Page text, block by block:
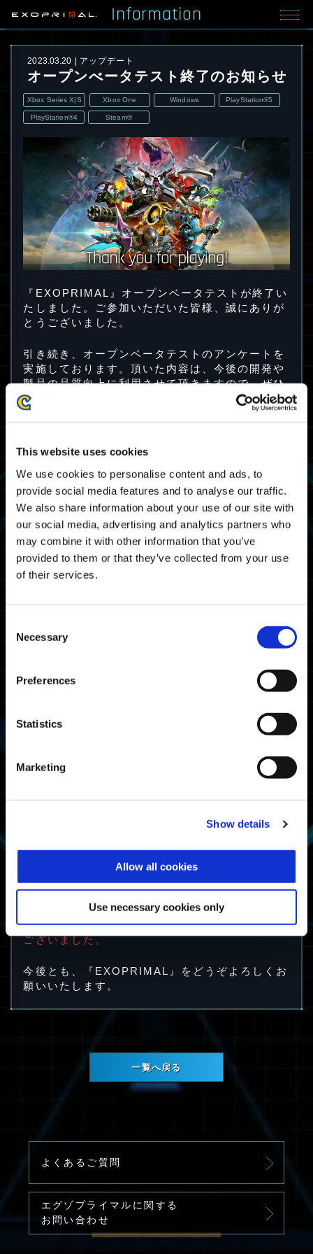
This website uses cookies
We use cookies to personalise content and ads, to
provide social media features and to analyse our traffic.
We also share information about your use of our site with
our social media, advertising and analytics partners who
may combine it with other information that you’ve
provided to them or that they’ve collected from your use
of their services.
Selection
Necessary
Preferences
Statistics
Marketing
Show details
Allow all cookies
Use necessary cookies only
Information
2023.03.20 アップデート
オープンべータテスト終了のお知らせ
Xbox Series X|S Xbox One Windows PlayStation®5
PlayStation®4 Steam®
『EXOPRIMAL』オープンベータテストが終了い
たしました。ご参加いただいた皆様、誠にありが
とうございました。
引き続き、オープンベータテストのアンケートを
実施しております。頂いた内容は、今後の開発や
製品の品質向上に利用させて頂きますので、ぜひ
ご協力をお願いいたします。
3/17（金）09:00JST ~ 3/23（木）13:00JST
オープンベータテスト参加特典
※ゲームのプレイおよび下記のアンケートにご対
応いただく必要があります。
手できる場合があります。
アンケートは終了しました。ご協力、ありがとう
ございました。
今後とも、『EXOPRIMAL』をどうぞよろしくお
願いいたします。
一覧へ戻る
よくあるご質問
エグゾプライマルに関する
お問い合わせ